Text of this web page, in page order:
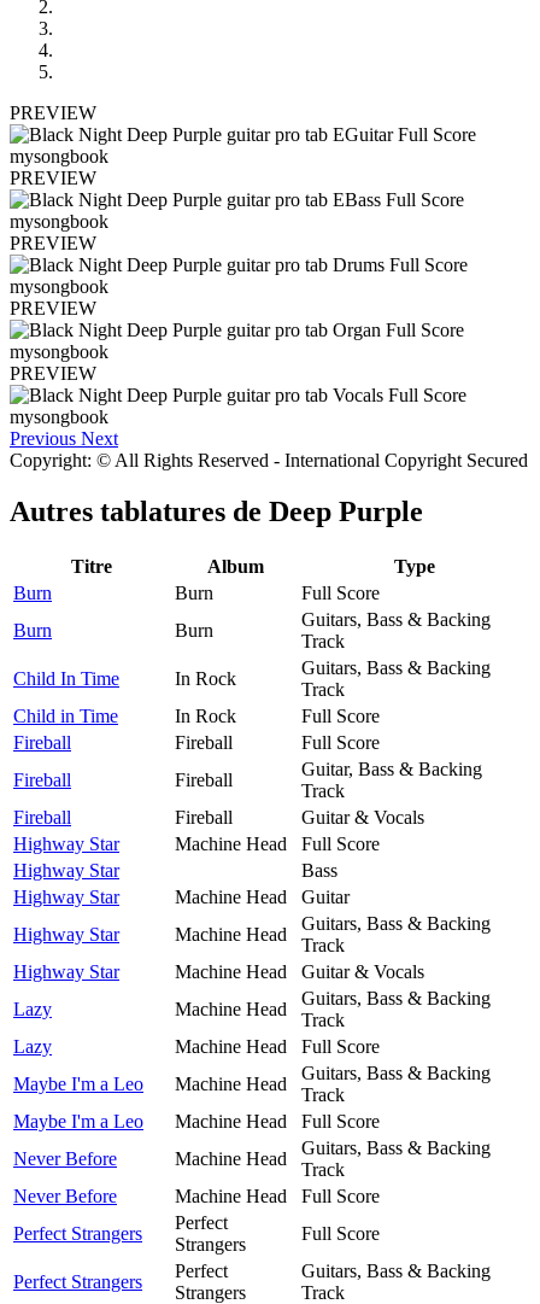
PREVIEW
PREVIEW
PREVIEW
PREVIEW
PREVIEW
Previous Next
Copyright: © All Rights Reserved - International Copyright Secured
Autres tablatures de Deep Purple
Titre Album
Type
Burn
Burn
Full Score
Burn
Burn
Guitars, Bass & Backing
Track
Child In Time
In Rock
Guitars, Bass & Backing
Track
Child in Time
In Rock
Full Score
Fireball
Fireball
Full Score
Fireball
Fireball
Guitar, Bass & Backing
Track
Fireball
Fireball
Guitar & Vocals
Highway Star
Machine Head
Full Score
Highway Star
Bass
Highway Star
Machine Head
Guitar
Highway Star
Machine Head
Guitars, Bass & Backing
Track
Highway Star
Machine Head
Guitar & Vocals
Lazy
Machine Head
Guitars, Bass & Backing
Track
Lazy
Machine Head
Full Score
Maybe I'm a Leo
Machine Head
Guitars, Bass & Backing
Track
Maybe I'm a Leo
Machine Head
Full Score
Never Before
Machine Head
Guitars, Bass & Backing
Track
Never Before
Machine Head
Full Score
Perfect Strangers
Perfect
Strangers
Full Score
Perfect Strangers
Perfect
Strangers
Guitars, Bass & Backing
Track